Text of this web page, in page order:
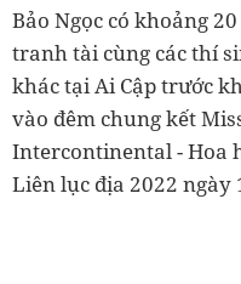
Bảo Ngọc có khoảng
tranh tài cùng các thí
khác tại Ai Cập trước
vào đêm chung kết
Intercontinental - Hoa
Liên lục địa 2022 ngày